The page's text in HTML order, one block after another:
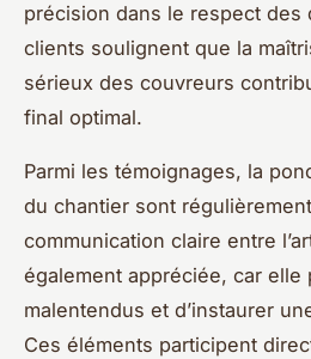
précision dans le respect des
clients soulignent que la
sérieux des couvreurs
final optimal.
Parmi les témoignages, la
du chantier sont
communication claire entre
également appréciée, car elle
malentendus et d’instaurer
Ces éléments participent